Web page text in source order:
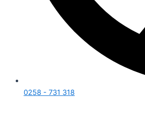
0258 - 731 318